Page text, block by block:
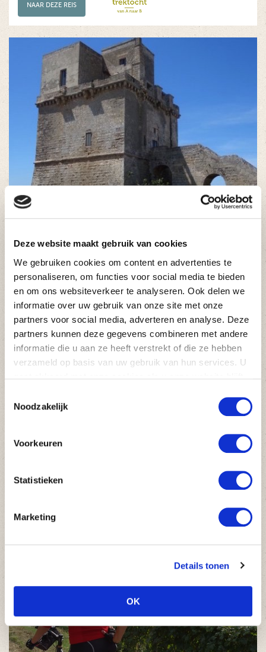
Deze website maakt gebruik van cookies
We gebruiken cookies om content en advertenties te
personaliseren, om functies voor social media te bieden
en om ons websiteverkeer te analyseren. Ook delen we
informatie over uw gebruik van onze site met onze
partners voor social media, adverteren en analyse. Deze
partners kunnen deze gegevens combineren met andere
informatie die u aan ze heeft verstrekt of die ze hebben
verzameld op basis van uw gebruik van hun services. U
Noodzakelijk
Voorkeuren
Statistieken
Marketing
Details tonen
OK
NAAR DEZE REIS
Ontspannend
VANAF
€679,-
Giro del Salento
8 dagen
Fietsen in de hak van de laars